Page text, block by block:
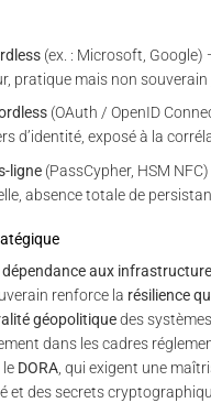
(ex. : Microsoft, Google)
pratique mais non souverain
(OAuth / OpenID
d’identité, exposé à la
ligne (PassCypher, HSM
absence totale de
dépendance aux
renforce la résilience
géopolitiquedes
dans les cadres
le DORA , qui exigent une
et des secrets